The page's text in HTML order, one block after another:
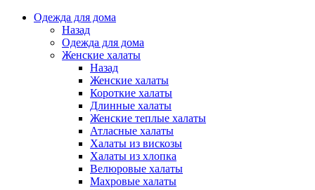
Одежда для дома
Назад
Одежда для дома
Женские халаты
Назад
Женские халаты
Короткие халаты
Длинные халаты
Женские теплые халаты
Атласные халаты
Халаты из вискозы
Халаты из хлопка
Велюровые халаты
Махровые халаты